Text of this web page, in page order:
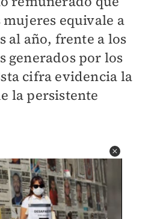
equivale a
al año, frente a los
generados por los
cifra evidencia la
la persistente